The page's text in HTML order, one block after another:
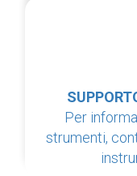
Per
strumenti,